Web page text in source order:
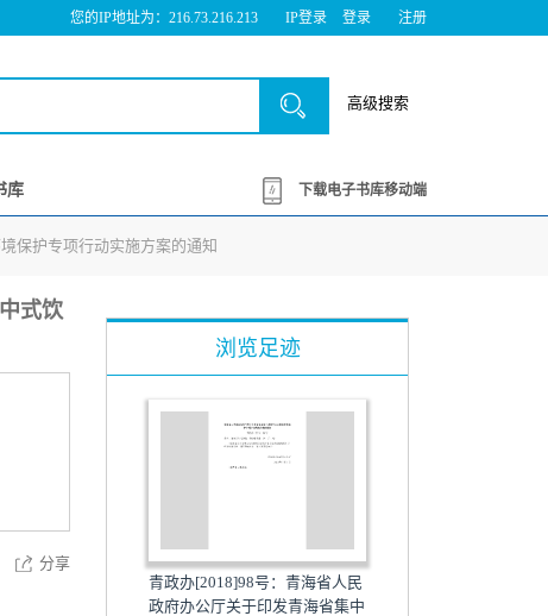
您的IP地址为：216.73.216.213 IP登录 登录 注册
高级搜索
库 下载电子书库移动端
保护专项行动实施方案的通知
式饮
分享
浏览足迹
青政办[2018]98号：青海省人民
政府办公厅关于印发青海省集中